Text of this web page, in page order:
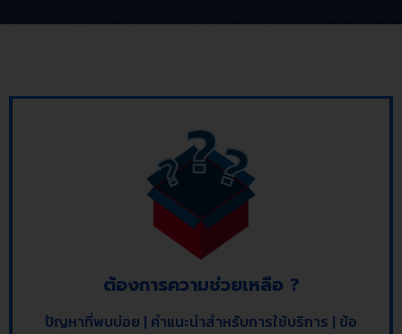
ต้องการความช่วยเหลือ ?
ปัญหาที่พบบ่อย | คำแนะนำสำหรับการใช้บริการ | ข้อ